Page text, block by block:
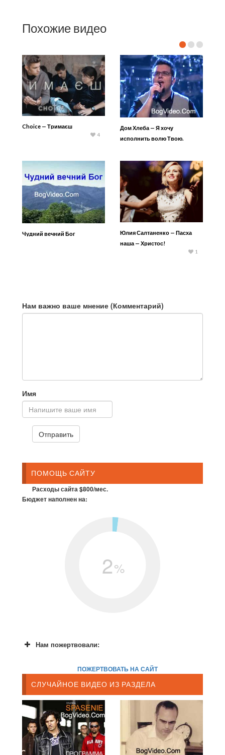
Похожие видео
Choice — Тримаєш
4
Дом Хлеба — Я хочу
исполнить волю Твою.
Чудний вечний Бог
Юлия Салтаненко — Пасха
наша — Христос!
1
Нам важно ваше мнение (Комментарий)
Имя
ПОМОЩЬ САЙТУ
Расходы сайта $800/мес.
Бюджет наполнен на:
2%
Нам пожертвовали:
ПОЖЕРТВОВАТЬ НА САЙТ
СЛУЧАЙНОЕ ВИДЕО ИЗ РАЗДЕЛА